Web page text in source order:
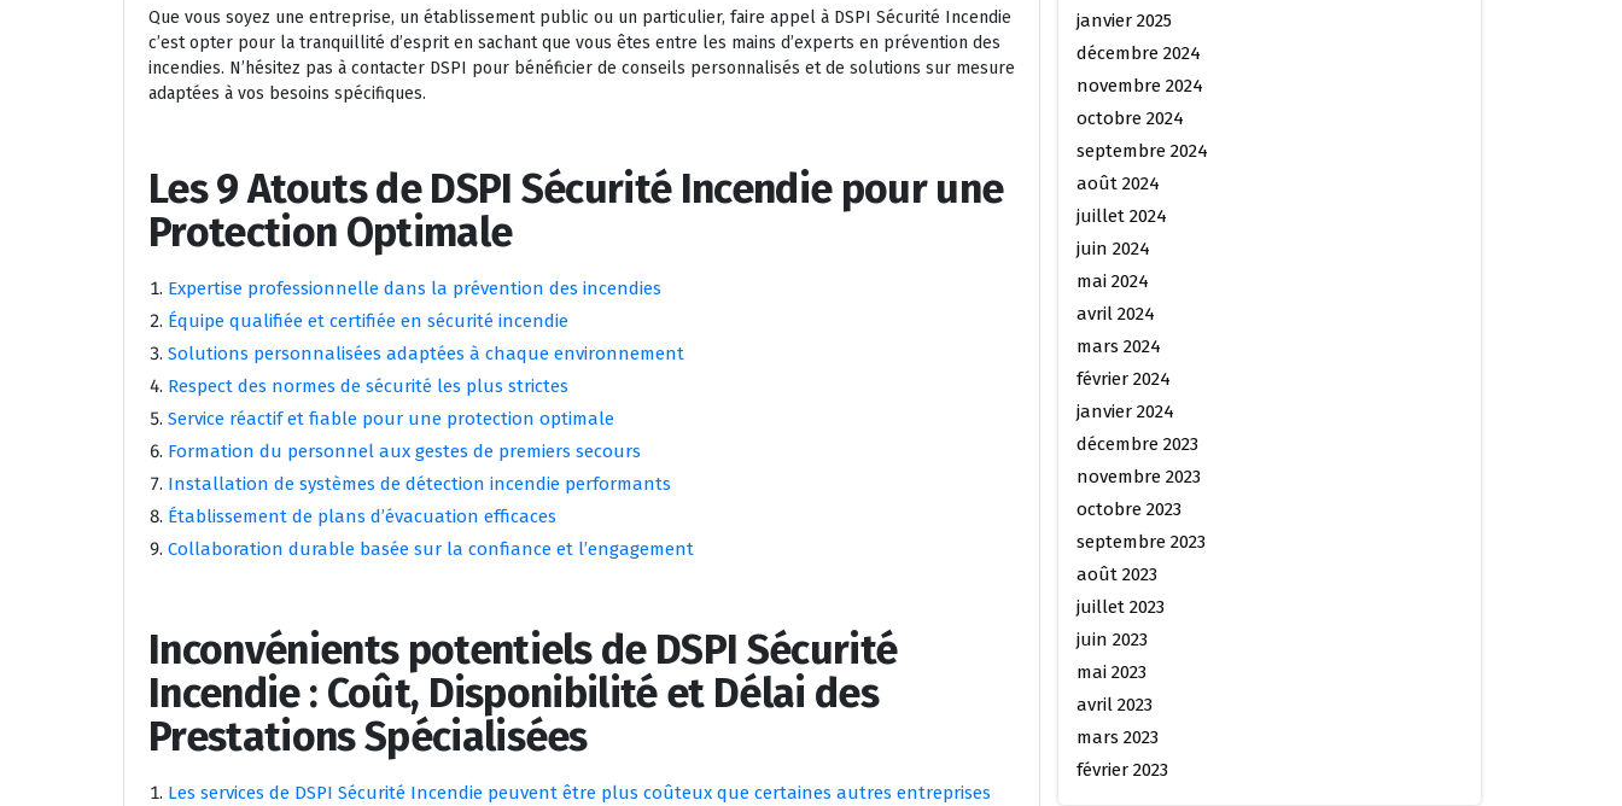
Que vous soyez une entreprise, un établissement public ou un particulier, faire appel à DSPI Sécurité Incendie
c’est opter pour la tranquillité d’esprit en sachant que vous êtes entre les mains d’experts en prévention des
incendies. N’hésitez pas à contacter DSPI pour bénéficier de conseils personnalisés et de solutions sur mesure
adaptées à vos besoins spécifiques.
Les 9 Atouts de DSPI Sécurité Incendie pour une
Protection Optimale
Expertise professionnelle dans la prévention des incendies
Équipe qualifiée et certifiée en sécurité incendie
Solutions personnalisées adaptées à chaque environnement
Respect des normes de sécurité les plus strictes
Service réactif et fiable pour une protection optimale
Formation du personnel aux gestes de premiers secours
Installation de systèmes de détection incendie performants
Établissement de plans d’évacuation efficaces
Collaboration durable basée sur la confiance et l’engagement
Inconvénients potentiels de DSPI Sécurité
Incendie : Coût, Disponibilité et Délai des
Prestations Spécialisées
Les services de DSPI Sécurité Incendie peuvent être plus coûteux que certaines autres entreprises
janvier 2025
décembre 2024
novembre 2024
octobre 2024
septembre 2024
août 2024
juillet 2024
juin 2024
mai 2024
avril 2024
mars 2024
février 2024
janvier 2024
décembre 2023
novembre 2023
octobre 2023
septembre 2023
août 2023
juillet 2023
juin 2023
mai 2023
avril 2023
mars 2023
février 2023